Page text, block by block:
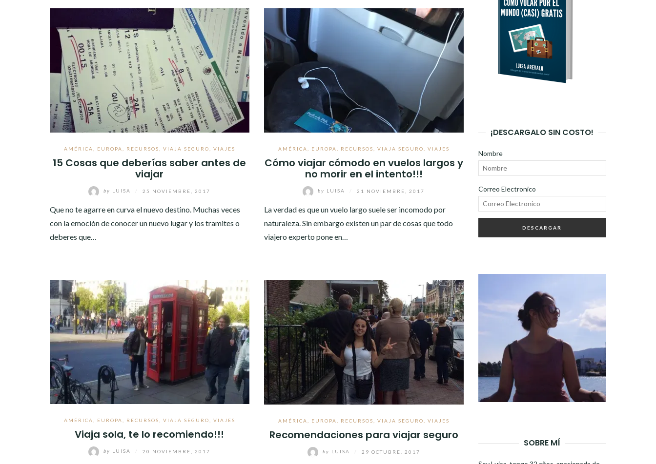
AMÉRICA EUROPA RECURSOS VIAJA SEGURO VIAJES
15 Cosas que deberías saber antes de
viajar
by LUISA 25 NOVIEMBRE, 2017
Que no te agarre en curva el nuevo destino. Muchas veces
con la emoción de conocer un nuevo lugar y los tramites o
deberes que…
AMÉRICA EUROPA RECURSOS VIAJA SEGURO VIAJES
Cómo viajar cómodo en vuelos largos y
no morir en el intento!!!
by LUISA 21 NOVIEMBRE, 2017
La verdad es que un vuelo largo suele ser incomodo por
naturaleza. Sin embargo existen un par de cosas que todo
viajero experto pone en…
AMÉRICA EUROPA RECURSOS VIAJA SEGURO VIAJES
Viaja sola, te lo recomiendo!!!
by LUISA 20 NOVIEMBRE, 2017
AMÉRICA EUROPA RECURSOS VIAJA SEGURO VIAJES
Recomendaciones para viajar seguro
by LUISA 29 OCTUBRE, 2017
¡DESCARGALO SIN COSTO!
Nombre
Correo Electronico
SOBRE MÍ